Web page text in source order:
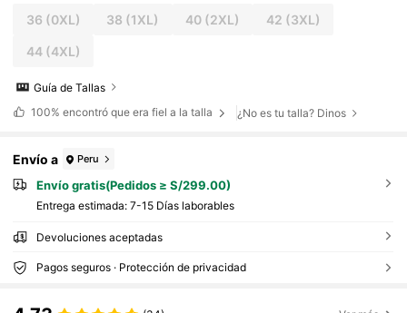
36 (0XL) 38 (1XL) 40(2XL) 42 (3XL)
44(4XL)
Guía de Tallas
100% encontró que era fiel a la talla ¿No es tu talla? Dinos
Envío a Peru
Envío gratis(Pedidos ≥ S/299.00)
Entrega estimada: 7-15 Días laborables
Devoluciones aceptadas
Pagos seguros · Protección de privacidad